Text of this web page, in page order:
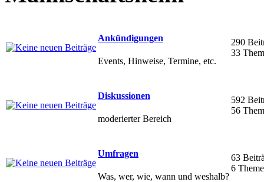
Ankündigungen
Events, Hinweise, Termine, etc.
290
33
Diskussionen
moderierter Bereich
592
56
Umfragen
Was, wer, wie, wann und weshalb?
63
6